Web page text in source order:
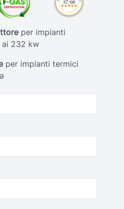
per impianti
232 kw
per impianti termici